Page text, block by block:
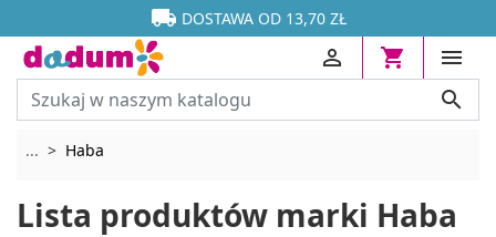

 DOSTAWA OD 13,70 ZŁ






... Rozwiń breadcrumbs
Haba
Lista produktów marki Haba